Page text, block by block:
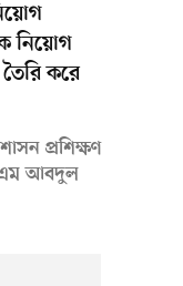
নিয়োগ
করে
প্রশিক্ষণ
এম আবদুল